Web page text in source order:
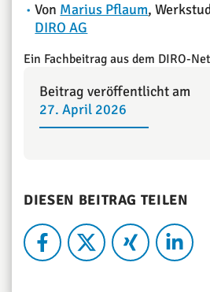
Von Marius Pflaum,
DIRO AG
Ein Fachbeitrag aus dem DIRO-
Beitrag veröffentlicht am
27. April 2026
DIESEN BEITRAG TEILEN